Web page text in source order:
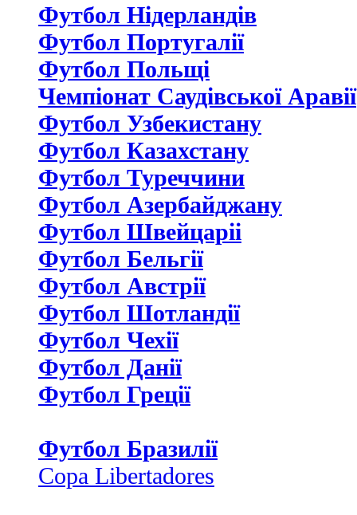
Футбол Нідерландiв
Футбол Португалії
Футбол Польщі
Чемпіонат Саудівської Аравії
Футбол Узбекистану
Футбол Казахстану
Футбол Туреччини
Футбол Азербайджану
Футбол Швейцаріі
Футбол Бельгії
Футбол Австрії
Футбол Шотландії
Футбол Чехії
Футбол Данії
Футбол Греції
Футбол Бразилії
Copa Libertadores